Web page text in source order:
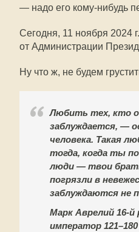
— надо его кому-нибудь
Сегодня, 11 ноября 2024
от Администрации
Ну что ж, не будем
Любить тех, кто
заблуждается, —
человека. Такая
тогда, когда ты
люди — твои
погрязли в
заблуждаются не
Марк Аврелий 16-й
император 121–180